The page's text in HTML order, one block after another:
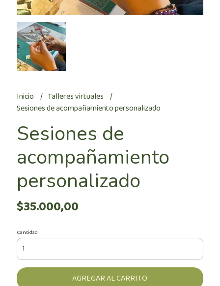
Inicio
Talleres virtuales
Sesiones de acompañamiento personalizado
Sesiones de
acompañamiento
personalizado
$35.000,00
Cantidad
AGREGAR AL CARRITO